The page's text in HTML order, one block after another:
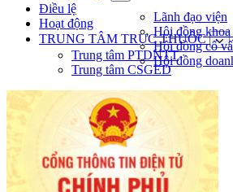
Lãnh đạo viện
Hội đồng khoa
Hội đồng cố
Hội đồng
Điều lệ
Hoạt động
TRUNG TÂM TRỰC THUỘC
Trung tâm PTDNTT
Trung tâm CSGED